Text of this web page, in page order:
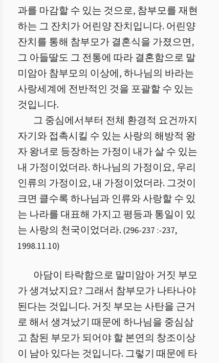
과를 마감할 수 있는 것으로, 참부모를 재현
하는 그 잔치가 어린양 잔치입니다. 어린양
잔치를 통해 참부모가 결혼식을 가졌으면,
그 아들딸도 그 전통에 따라 결혼함으로 말
미암아 참부모의 이상에, 하나님의 바라는
사랑세계에 전반적인 것을 포괄할 수 있는
것입니다.
그 중심에서부터 전체 환경적 요건까지
자기와 접촉시킬 수 있는 사랑의 해방적 왕
자 왕녀로 등장하는 가정이 내가 살 수 있는
내 가정이었더라. 하나님의 가정이요, 우리
인류의 가정이요, 내 가정이었더라. 그것이
크면 클수록 하나님과 인류와 사랑할 수 있
는 나라를 대표해 가지고 평등과 통일이 있
는 사랑의 천국이었더라. (296-237 :-237,
1998.11.10)
아담이 타락함으로 말미암아 거짓 부모
가 생겨났지요? 그래서 참부모가 나타나야
된다는 것입니다. 거짓 부모는 사탄을 근거
로 해서 생겨났기 때문에 하나님을 중심삼
고 참된 부모가 되어야 할 본연의 창조이상
이 남아 있다는 것입니다. 그렇기 때문에 타